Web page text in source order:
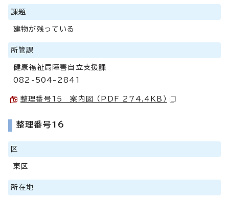
課題
建物が残っている
所管課
健康福祉局障害自立支援課
082-504-2841
整理番号15 案内図 （PDF 274.4KB）
整理番号16
区
東区
所在地